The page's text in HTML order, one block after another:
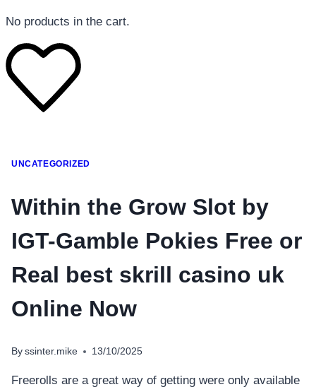
โทรศัพท์มือถือ
อุปกรณ์เสริมโทรศัพท์
สินค้าตามแบรนด์
No products in the cart.
UNCATEGORIZED
Within the Grow Slot by
IGT-Gamble Pokies Free or
Real best skrill casino uk
Online Now
By ssinter.mike 13/10/2025
Freerolls are a great way of getting were only available